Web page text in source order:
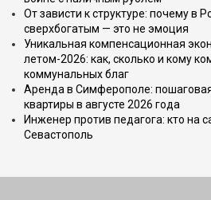
От зависти к структуре: почему в
сверхбогатым — это не эмоция
Уникальная компенсационная
летом-2026: как, сколько и кому
коммунальных благ
Аренда в Симферополе:
квартиры в августе 2026 года
Инженер против педагога: кто на
Севастополь